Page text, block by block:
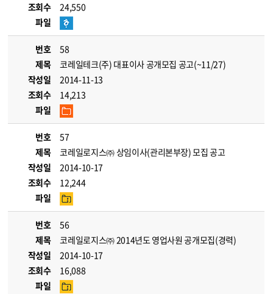
조회수
24,550
파일
번호
58
제목
코레일테크(주) 대표이사 공개모집 공고(~11/27)
작성일
2014-11-13
조회수
14,213
파일
번호
57
제목
코레일로지스㈜ 상임이사(관리본부장) 모집 공고
작성일
2014-10-17
조회수
12,244
파일
번호
56
제목
코레일로지스㈜ 2014년도 영업사원 공개모집(경력)
작성일
2014-10-17
조회수
16,088
파일